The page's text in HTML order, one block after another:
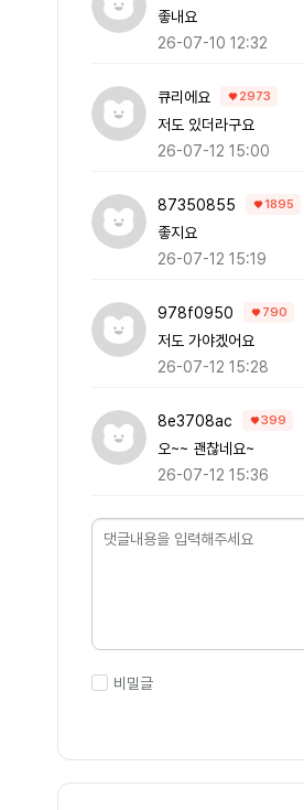
좋내요
26-07-10 12:32
큐리에요 2973
저도 있더라구요
26-07-12 15:00
87350855 1895
좋지요
26-07-12 15:19
978f0950 790
저도 가야겠어요
26-07-12 15:28
8e3708ac 399
오~~ 괜찮네요~
26-07-12 15:36
비밀글